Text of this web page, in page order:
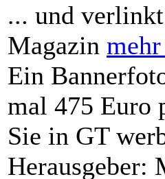
... und
Magazin
Ein
mal 475 Euro
Sie in GT